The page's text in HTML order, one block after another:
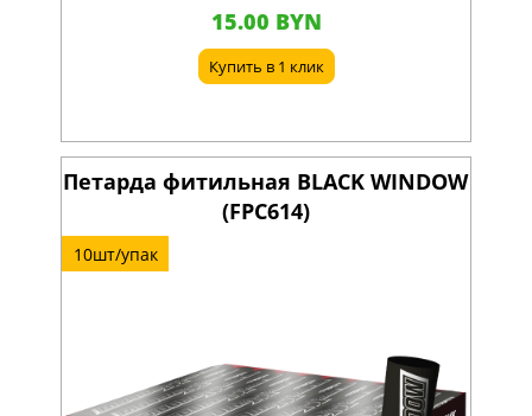
15.00 BYN
Купить в 1 клик
Петарда фитильная BLACK WINDOW
(FPC614)
10шт/упак